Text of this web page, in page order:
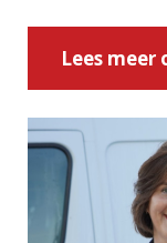
Lees meer